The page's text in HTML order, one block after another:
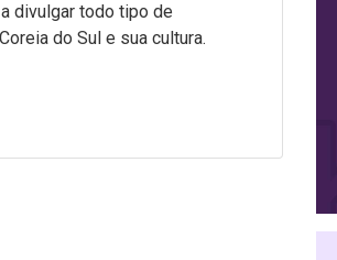
divulgar todo tipo de
do Sul e sua cultura.